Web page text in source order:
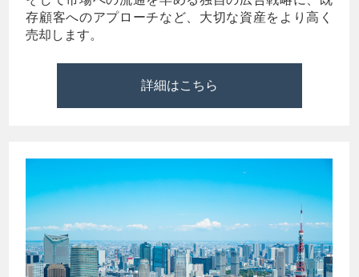
存顧客へのアプローチなど、大切な資産をより高く
売却します。
詳細はこちら